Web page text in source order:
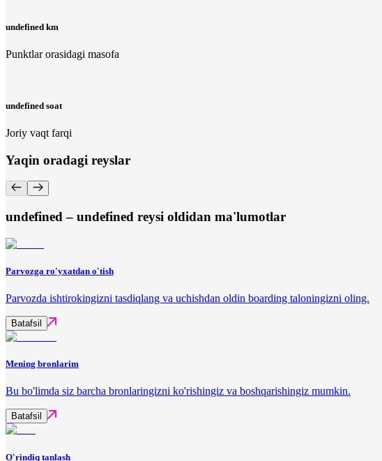
undefined km
Punktlar orasidagi masofa
undefined soat
Joriy vaqt farqi
Yaqin oradagi reyslar
undefined – undefined reysi oldidan ma'lumotlar
Parvozga ro'yxatdan o'tish
Parvozda ishtirokingizni tasdiqlang va uchishdan oldin boarding taloningizni oling.
Batafsil
Mening bronlarim
Bu bo'limda siz barcha bronlaringizni ko'rishingiz va boshqarishingiz mumkin.
Batafsil
O'rindiq tanlash